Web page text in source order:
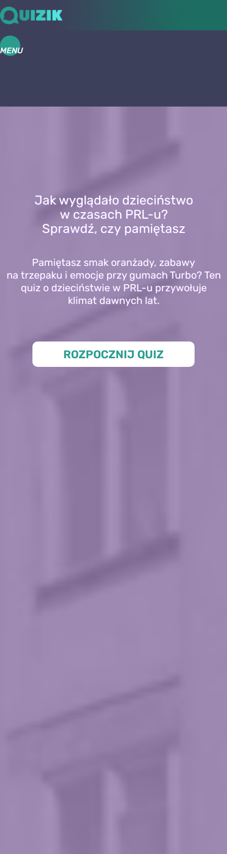
MENU
Jak wyglądało dzieciństwo
w czasach PRL-u?
Sprawdź, czy pamiętasz
Pamiętasz smak oranżady, zabawy
na trzepaku i emocje przy gumach Turbo? Ten
quiz o dzieciństwie w PRL-u przywołuje
klimat dawnych lat.
ROZPOCZNIJ QUIZ